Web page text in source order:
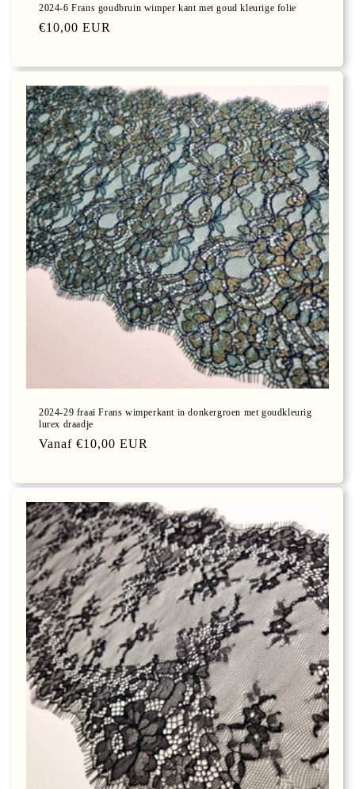
2024-6 Frans goudbruin wimper kant met goud kleurige folie
Normale
€10,00 EUR
2024-29 fraai Frans wimperkant in donkergroen met goudkleurig
lurex draadje
Normale
Vanaf €10,00 EUR